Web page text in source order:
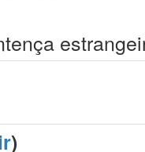
)